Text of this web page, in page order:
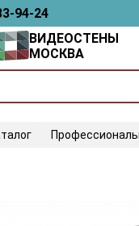
94-24
ВИДЕОСТЕНЫ
МОСКВА